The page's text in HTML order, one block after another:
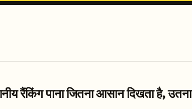
रैंकिंग पाना जितना आसान दिखता है,